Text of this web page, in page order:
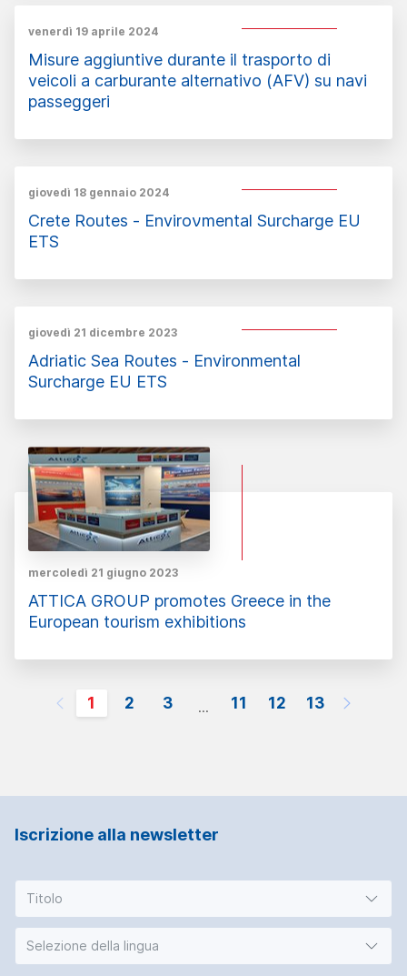
venerdì 19 aprile 2024
Misure aggiuntive durante il trasporto di
veicoli a carburante alternativo (AFV) su navi
passeggeri
giovedì 18 gennaio 2024
Crete Routes - Enviroνmental Surcharge EU
ETS
giovedì 21 dicembre 2023
Adriatic Sea Routes - Environmental
Surcharge EU ETS
mercoledì 21 giugno 2023
ATTICA GROUP promotes Greece in the
European tourism exhibitions
1 2 3 ... 11 12 13
Iscrizione alla newsletter
Titolo
Selezione della lingua